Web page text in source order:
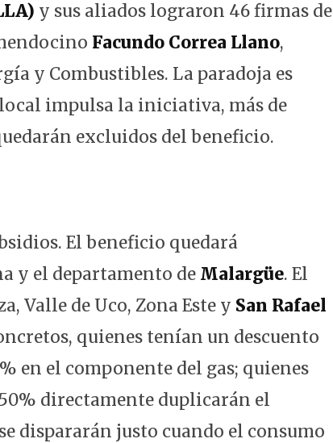
y sus aliados lograron 46 firmas de
Facundo Correa Llano,
y Combustibles. La paradoja es
impulsa la iniciativa, más de
excluidos del beneficio.
El beneficio quedará
y el departamento de Malargüe. El
Valle de Uco, Zona Este y San Rafael
quienes tenían un descuento
en el componente del gas; quienes
directamente duplicarán el
dispararán justo cuando el consumo